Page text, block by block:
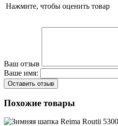
Нажмите, чтобы оценить товар
Ваш отзыв
Ваше имя:
Оставить отзыв
Похожие товары